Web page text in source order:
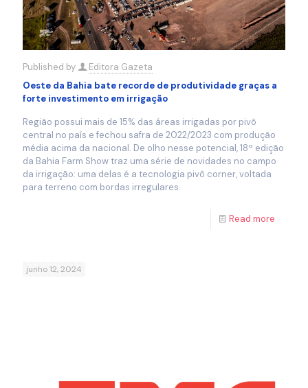
Published by
Editora Gazeta
Oeste da Bahia bate recorde de produtividade graças a
forte investimento em irrigação
Região possui mais de 15% das áreas irrigadas por pivô
central no país e fechou safra de 2022/2023 com produção
média acima da nacional. De olho nesse potencial, 18ª edição
da Bahia Farm Show traz uma série de novidades no campo
da irrigação: uma delas é a tecnologia pivô corner, voltada
para terreno com bordas irregulares.
Read more
junho 12, 2024